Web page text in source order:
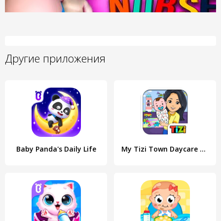
Другие приложения
Baby Panda's Daily Life My Tizi Town Daycare Baby Game